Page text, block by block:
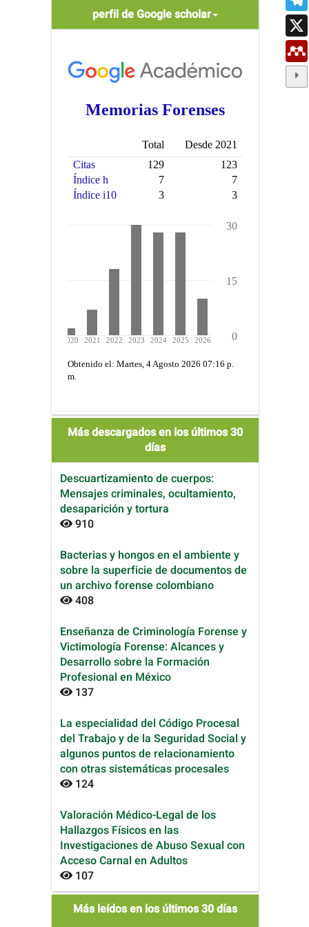
scholarperfil de Google scholar
Más descargados en los últimos 30
días
Descuartizamiento de cuerpos:
Mensajes criminales, ocultamiento,
desaparición y tortura
910
Bacterias y hongos en el ambiente y
sobre la superficie de documentos de
un archivo forense colombiano
408
Enseñanza de Criminología Forense y
Victimología Forense: Alcances y
Desarrollo sobre la Formación
Profesional en México
137
La especialidad del Código Procesal
del Trabajo y de la Seguridad Social y
algunos puntos de relacionamiento
con otras sistemáticas procesales
124
Valoración Médico-Legal de los
Hallazgos Físicos en las
Investigaciones de Abuso Sexual con
Acceso Carnal en Adultos
107
mas_leidos
Más leídos en los últimos 30 días